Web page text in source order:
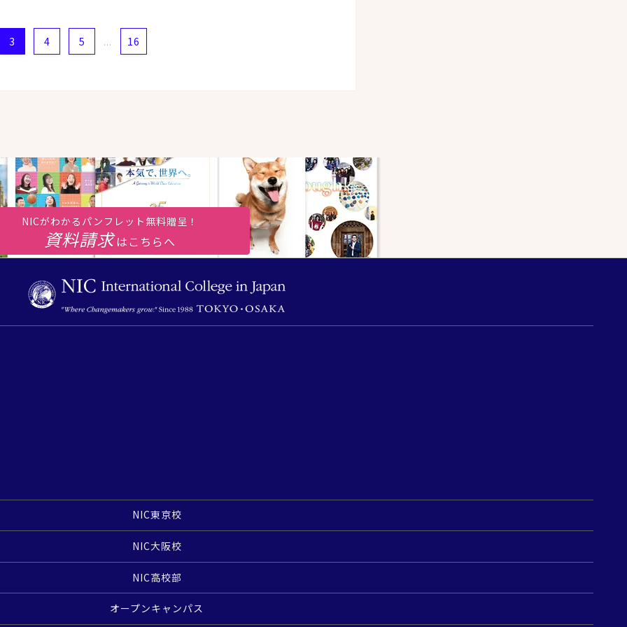
3 4 5 ... 16
NICがわかるパンフレット無料贈呈！
資料請求はこちらへ
NIC東京校
NIC大阪校
NIC高校部
オープンキャンパス